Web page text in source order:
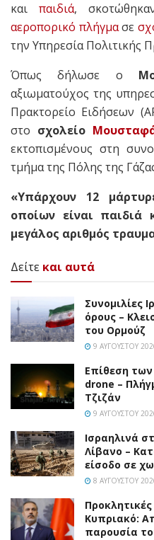
και παιδιά,
αεροπορικό πλήγμασε
την Υπηρεσία Πολιτικής
Όπως δήλωσε ο
αξιωματούχος της
Πρακτορείο Ειδήσεων
στο σχολείο
εκτοπισμένους στη
τμήμα της Πόλης της
«Υπάρχουν 12
οποίων είναι παιδιά
μεγάλος αριθμός
Δείτε και αυτά
Συνομιλίες
όρους –
του Ορμούζ
9 ΑΥΓΟΎΣΤΟΥ
Επίθεση
drone –
Τζιζάν
9 ΑΥΓΟΎΣΤΟΥ
Ισραηλινά
Λίβανο –
είσοδο σε
8 ΑΥΓΟΎΣΤΟΥ
Κυπριακό:
παρουσία